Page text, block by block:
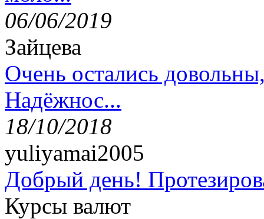
06/06/2019
Зайцева
Очень остались
Надёжнос...
18/10/2018
yuliyamai2005
Добрый день!
Курсы валют